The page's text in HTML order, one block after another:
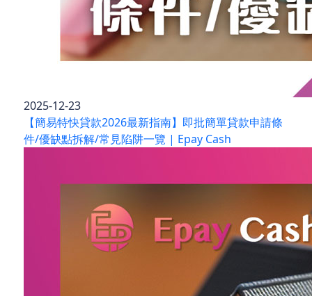
2025-12-23
【簡易特快貸款2026最新指南】即批簡單貸款申請條
件/優缺點拆解/常見陷阱一覽 | Epay Cash